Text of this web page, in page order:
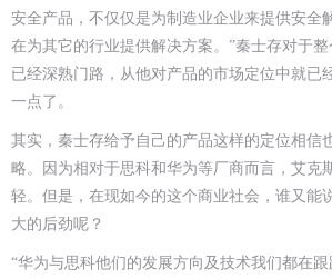
安全产品，不仅仅是为制造业企业来提供安全
在为其它的行业提供解决方案。”秦士存对于
已经深熟门路，从他对产品的市场定位中就已
一点了。
其实，秦士存给予自己的产品这样的定位相信
略。因为相对于思科和华为等厂商而言，艾克
轻。但是，在现如今的这个商业社会，谁又能
大的后劲呢？
“华为与思科他们的发展方向及技术我们都在